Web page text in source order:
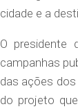
cidade e a
O presidente
campanhas
das ações
do projeto